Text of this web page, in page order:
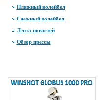
Пляжный волейбол
Снежный волейбол
Лента новостей
Обзор прессы